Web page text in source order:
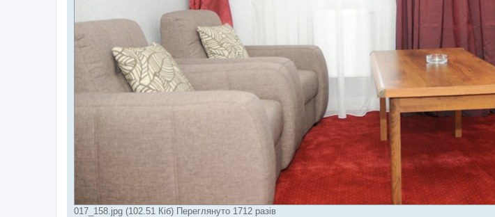
017_158.jpg (102.51 Кіб) Переглянуто 1712 разів